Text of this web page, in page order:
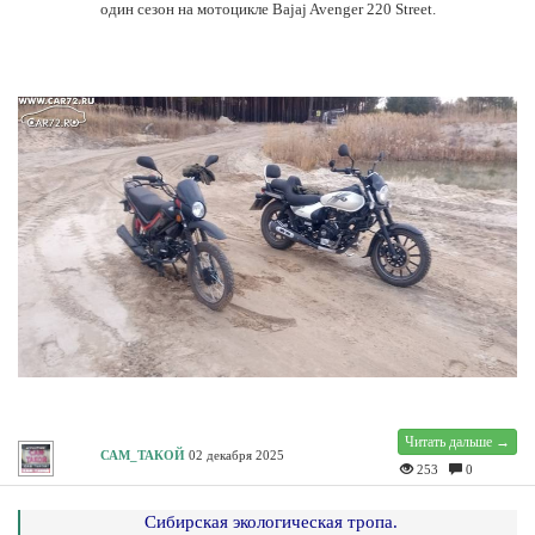
один сезон на мотоцикле Bajaj Avenger 220 Street.
Читать дальше →
САМ_ТАКОЙ02 декабря 2025
253
0
Сибирская экологическая тропа.